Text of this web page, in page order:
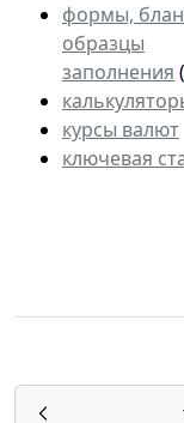
формы,
образцы
заполнения (
курсы валют
ключевая